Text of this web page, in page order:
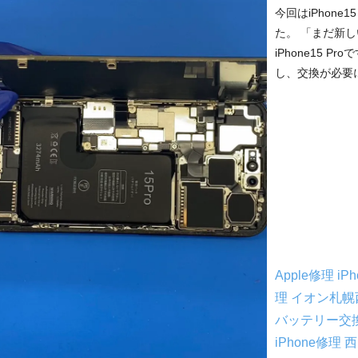
今回は
た。 「まだ新
iPhone15 Pro
し、交換が必
Apple修理
理 イオン札
バッテリー交
iPhone修理